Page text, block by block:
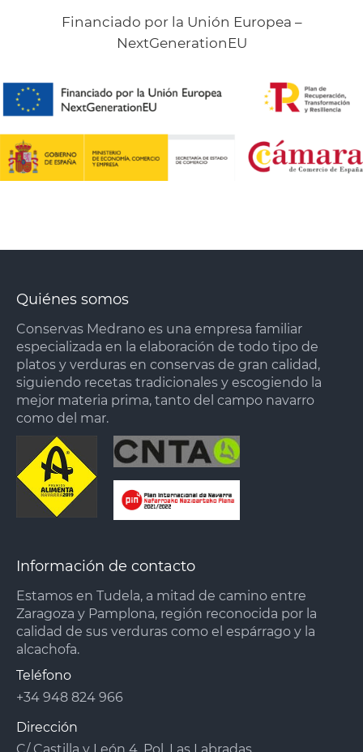
Financiado por la Unión Europea –
NextGenerationEU
Quiénes somos
Conservas Medrano es una empresa familiar
especializada en la elaboración de todo tipo de
platos y verduras en conservas de gran calidad,
siguiendo recetas tradicionales y escogiendo la
mejor materia prima, tanto del campo navarro
como del mar.
Información de contacto
Estamos en Tudela, a mitad de camino entre
Zaragoza y Pamplona, región reconocida por la
calidad de sus verduras como el espárrago y la
alcachofa.
Teléfono
+34 948 824 966
Dirección